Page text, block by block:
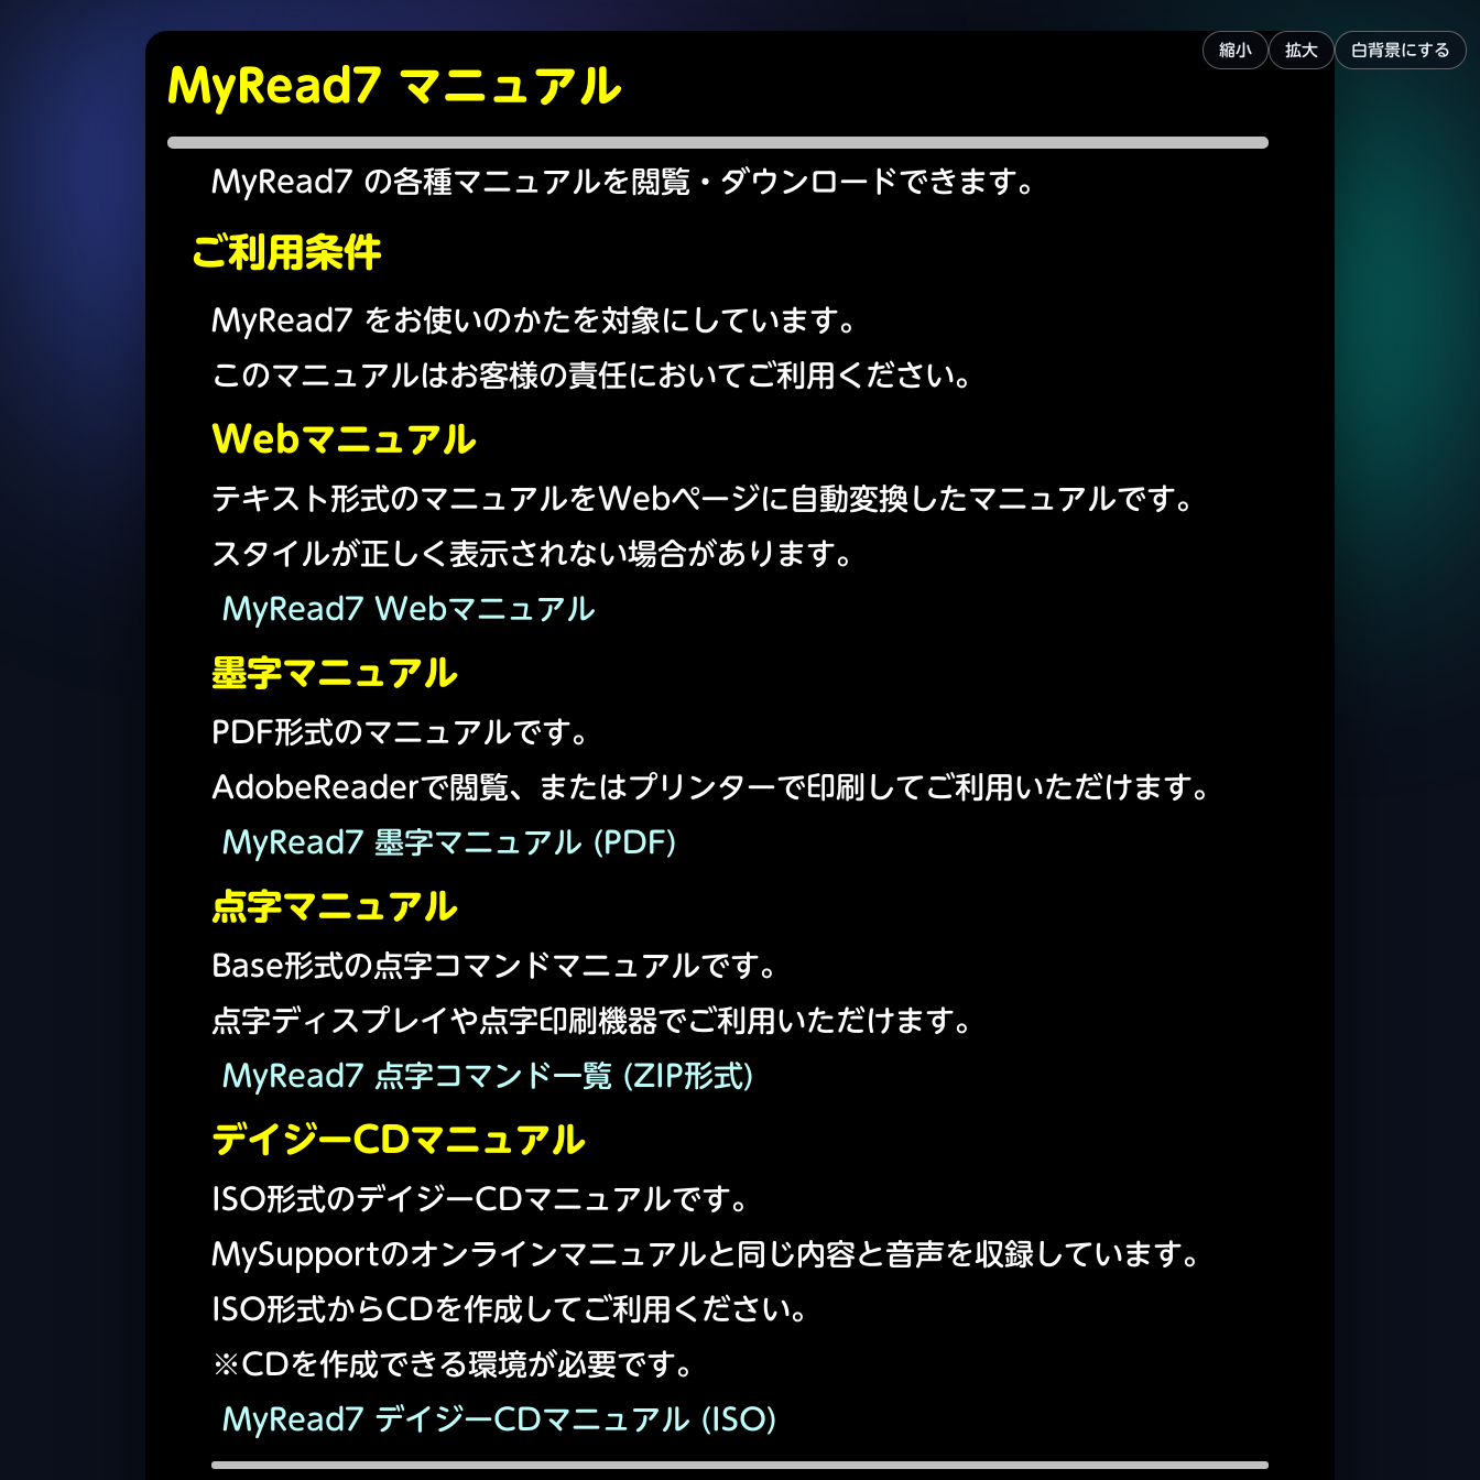
MyRead7 マニュアル
MyRead7 の各種マニュアルを閲覧・ダウンロードできます。
ご利用条件
MyRead7 をお使いのかたを対象にしています。
このマニュアルはお客様の責任においてご利用ください。
Webマニュアル
テキスト形式のマニュアルをWebページに自動変換したマニュアルです。
スタイルが正しく表示されない場合があります。
MyRead7 Webマニュアル
墨字マニュアル
PDF形式のマニュアルです。
AdobeReaderで閲覧、またはプリンターで印刷してご利用いただけます。
MyRead7 墨字マニュアル (PDF)
点字マニュアル
Base形式の点字コマンドマニュアルです。
点字ディスプレイや点字印刷機器でご利用いただけます。
MyRead7 点字コマンド一覧 (ZIP形式)
デイジーCDマニュアル
ISO形式のデイジーCDマニュアルです。
MySupportのオンラインマニュアルと同じ内容と音声を収録しています。
ISO形式からCDを作成してご利用ください。
※CDを作成できる環境が必要です。
MyRead7 デイジーCDマニュアル (ISO)
縮小 拡大 白背景にする